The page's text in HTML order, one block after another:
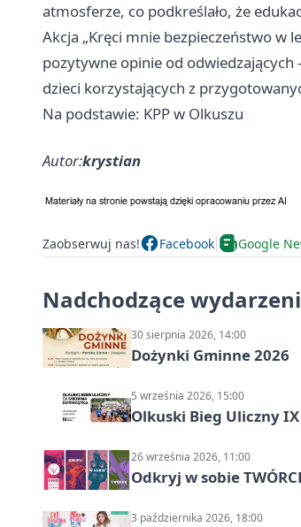
atmosferze, co podkreślało, że
Akcja „Kręci mnie bezpieczeństwo w
pozytywne opinie od
dzieci korzystających z
Na podstawie: KPP w Olkuszu
Autor:krystian
Zaobserwuj nas! Facebook Google
Nadchodzące
30 sierpnia 2026, 14:00
Dożynki Gminne 2026
5 września 2026, 15:00
Olkuski Bieg Uliczny IX
26 września 2026, 11:00
Odkryj w sobie
3 października 2026, 18:00